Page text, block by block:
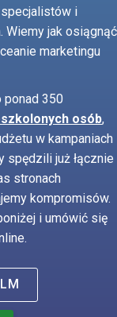
i
Wiemy jak osiągnąć
marketingu
ponad 350
osób,
w kampaniach
spędzili już łącznie
stronach
kompromisów.
i umówić się